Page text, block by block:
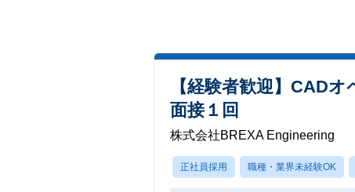
【経験者歓迎】CAD
面接１回
株式会社BREXA Engineering
正社員採用 職種・業界未経験OK